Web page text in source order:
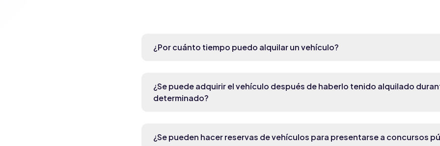
¿Por cuánto tiempo puedo alquilar un vehículo?
¿Se puede adquirir el vehículo después de haberlo tenido alquilado
determinado?
¿Se pueden hacer reservas de vehículos para presentarse a concursos